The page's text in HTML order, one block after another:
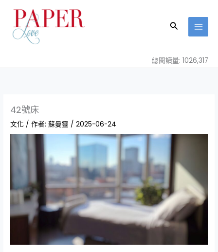
容
搜
總閱讀量: 1026,317
42號床
文化 / 作者:蘇曼靈 /2025-06-24